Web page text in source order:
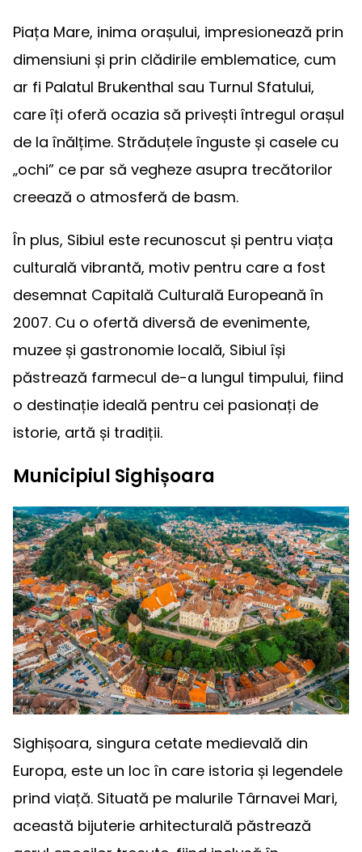
Piața Mare, inima orașului, impresionează prin
dimensiuni și prin clădirile emblematice, cum
ar fi Palatul Brukenthal sau Turnul Sfatului,
care îți oferă ocazia să privești întregul orașul
de la înălțime. Străduțele înguste și casele cu
„ochi” ce par să vegheze asupra trecătorilor
creează o atmosferă de basm.
În plus, Sibiul este recunoscut și pentru viața
culturală vibrantă, motiv pentru care a fost
desemnat Capitală Culturală Europeană în
2007. Cu o ofertă diversă de evenimente,
muzee și gastronomie locală, Sibiul își
păstrează farmecul de-a lungul timpului, fiind
o destinație ideală pentru cei pasionați de
istorie, artă și tradiții.
Municipiul Sighișoara
Sighișoara, singura cetate medievală din
Europa, este un loc în care istoria și legendele
prind viață. Situată pe malurile Târnavei Mari,
această bijuterie arhitecturală păstrează